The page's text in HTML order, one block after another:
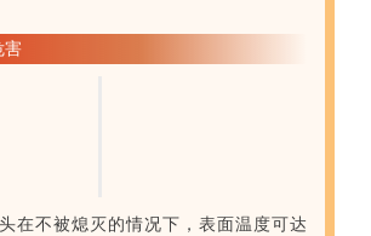
害
在不被熄灭的情况下，表面温度可达